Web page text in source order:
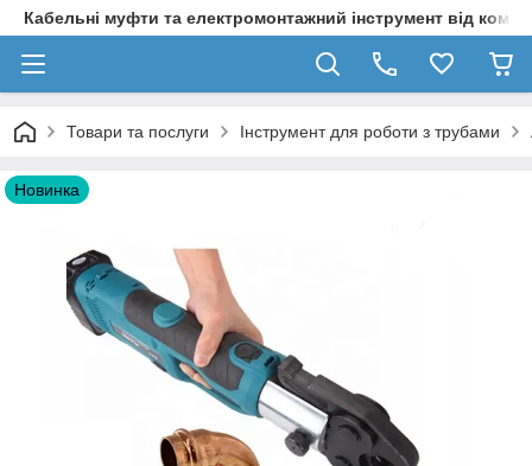
Кабельні муфти та електромонтажний інструмент від
Товари та послуги Інструмент для роботи з трубами
Новинка